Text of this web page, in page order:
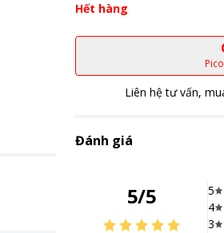
Hết hàng
Liên hệ tư vấn,
Đánh giá
5/5
5
4
3